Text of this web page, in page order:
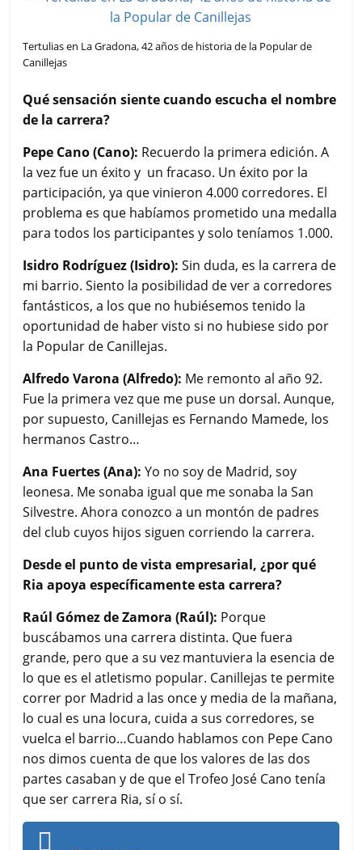
Tertulias en La Gradona, 42 años de historia de la Popular de
Canillejas
Qué sensación siente cuando escucha el nombre
de la carrera?
Pepe Cano (Cano): Recuerdo la primera edición. A
la vez fue un éxito y un fracaso. Un éxito por la
participación, ya que vinieron 4.000 corredores. El
problema es que habíamos prometido una medalla
para todos los participantes y solo teníamos 1.000.
Isidro Rodríguez (Isidro): Sin duda, es la carrera de
mi barrio. Siento la posibilidad de ver a corredores
fantásticos, a los que no hubiésemos tenido la
oportunidad de haber visto si no hubiese sido por
la Popular de Canillejas.
Alfredo Varona (Alfredo): Me remonto al año 92.
Fue la primera vez que me puse un dorsal. Aunque,
por supuesto, Canillejas es Fernando Mamede, los
hermanos Castro…
Ana Fuertes (Ana): Yo no soy de Madrid, soy
leonesa. Me sonaba igual que me sonaba la San
Silvestre. Ahora conozco a un montón de padres
del club cuyos hijos siguen corriendo la carrera.
Desde el punto de vista empresarial, ¿por qué
Ria apoya específicamente esta carrera?
Raúl Gómez de Zamora (Raúl): Porque
buscábamos una carrera distinta. Que fuera
grande, pero que a su vez mantuviera la esencia de
lo que es el atletismo popular. Canillejas te permite
correr por Madrid a las once y media de la mañana,
lo cual es una locura, cuida a sus corredores, se
vuelca el barrio…Cuando hablamos con Pepe Cano
nos dimos cuenta de que los valores de las dos
partes casaban y de que el Trofeo José Cano tenía
que ser carrera Ria, sí o sí.